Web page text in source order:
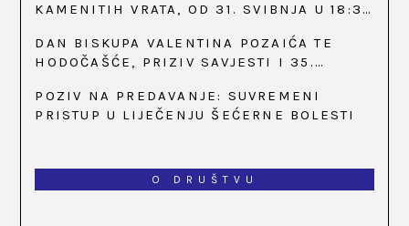
KAMENITIH VRATA, OD 31. SVIBNJA U 18:30
DAN BISKUPA VALENTINA POZAIĆA TE
HODOČAŠĆE, PRIZIV SAVJESTI I 35.
BISTRICI, OD 15. DO 17. SVIBNJA
POZIV NA PREDAVANJE: SUVREMENI
PRISTUP U LIJEČENJU ŠEĆERNE BOLESTI
O DRUŠTVU